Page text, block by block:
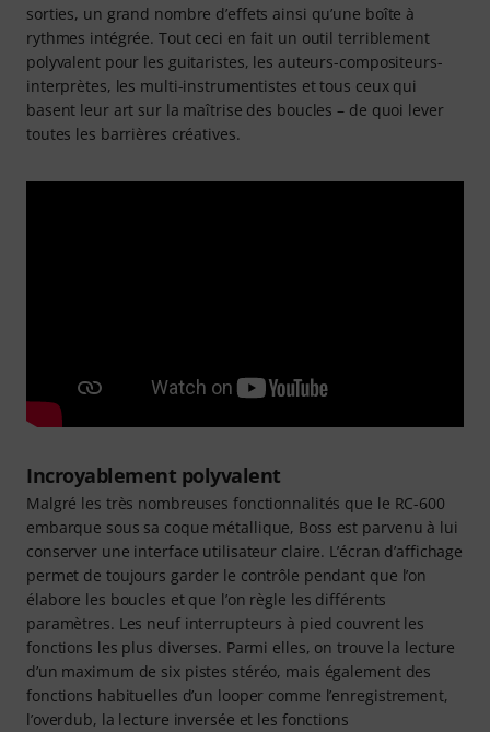
sorties, un grand nombre d’effets ainsi qu’une boîte à
rythmes intégrée. Tout ceci en fait un outil terriblement
polyvalent pour les guitaristes, les auteurs-compositeurs-
interprètes, les multi-instrumentistes et tous ceux qui
basent leur art sur la maîtrise des boucles – de quoi lever
toutes les barrières créatives.
Incroyablement polyvalent
Malgré les très nombreuses fonctionnalités que le RC-600
embarque sous sa coque métallique, Boss est parvenu à lui
conserver une interface utilisateur claire. L’écran d’affichage
permet de toujours garder le contrôle pendant que l’on
élabore les boucles et que l’on règle les différents
paramètres. Les neuf interrupteurs à pied couvrent les
fonctions les plus diverses. Parmi elles, on trouve la lecture
d’un maximum de six pistes stéréo, mais également des
fonctions habituelles d’un looper comme l’enregistrement,
l’overdub, la lecture inversée et les fonctions